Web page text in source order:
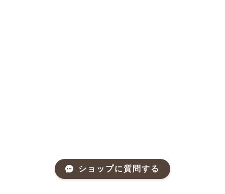
ショップに質問する